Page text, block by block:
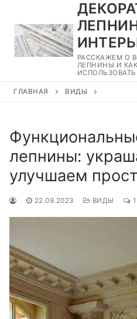
содержимому
РАССКАЖЕМ О
ЛЕПНИНЫ И КАК
ИСПОЛЬЗОВАТЬ
ГЛАВНАЯ ВИДЫ
лепнины:
улучшаем
22.09.2023 ВИДЫ